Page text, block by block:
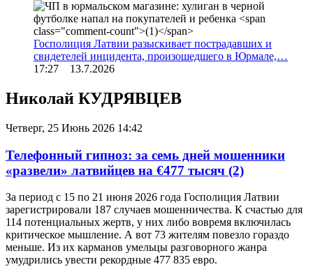
Госполиция Латвии разыскивает пострадавших и
свидетелей инцидента, произошедшего в Юрмале,…
17:27 13.7.2026
Николай КУДРЯВЦЕВ
Четверг, 25 Июнь 2026 14:42
Телефонный гипноз: за семь дней мошенники
«развели» латвийцев на €477 тысяч (2)
За период с 15 по 21 июня 2026 года Госполиция Латвии
зарегистрировали 187 случаев мошенничества. К счастью для
114 потенциальных жертв, у них либо вовремя включилась
критическое мышление. А вот 73 жителям повезло гораздо
меньше. Из их карманов умельцы разговорного жанра
умудрились увести рекордные 477 835 евро.